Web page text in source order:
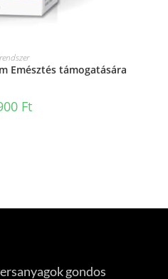
TESZEM
Emésztés támogatására
Ft
gondos